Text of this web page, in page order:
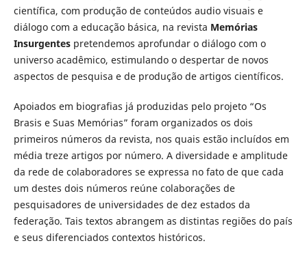
científica, com produção de conteúdos audio visuais e
diálogo com a educação básica, na revista Memórias
Insurgentes pretendemos aprofundar o diálogo com o
universo acadêmico, estimulando o despertar de novos
aspectos de pesquisa e de produção de artigos científicos.
Apoiados em biografias já produzidas pelo projeto “Os
Brasis e Suas Memórias” foram organizados os dois
primeiros números da revista, nos quais estão incluídos em
média treze artigos por número. A diversidade e amplitude
da rede de colaboradores se expressa no fato de que cada
um destes dois números reúne colaborações de
pesquisadores de universidades de dez estados da
federação. Tais textos abrangem as distintas regiões do país
e seus diferenciados contextos históricos.